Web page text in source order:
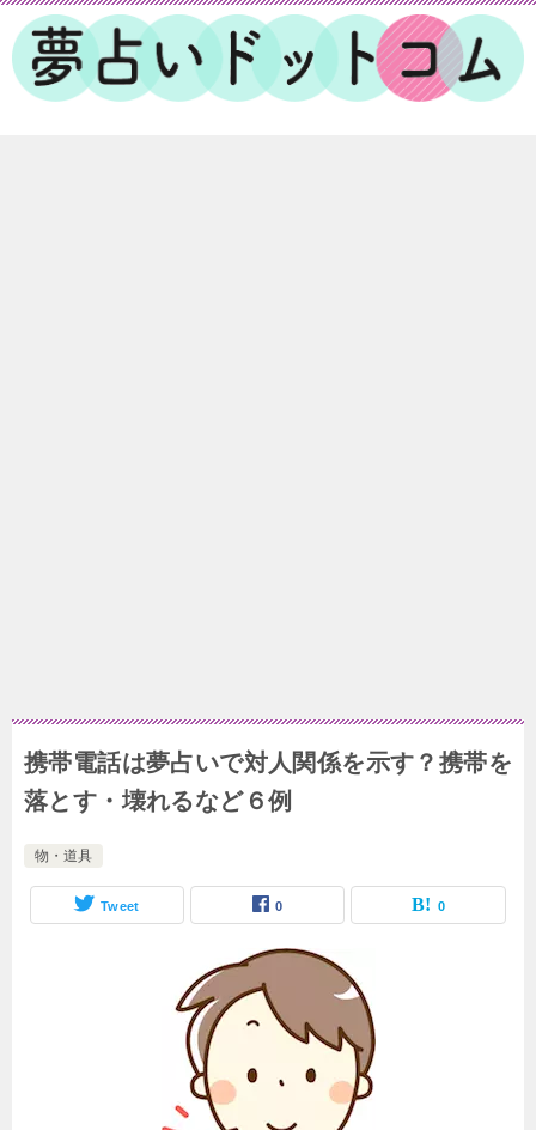
携帯電話は夢占いで対人関係を示す？携帯を
落とす・壊れるなど６例
物・道具
Tweet 0 0